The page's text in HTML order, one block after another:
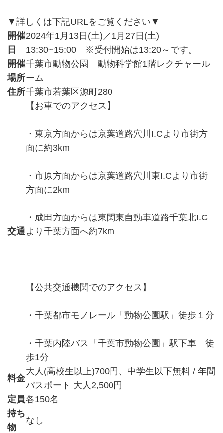
▼詳しくは下記URLをご覧ください▼
開催
日
2024年1月13日(土)／1月27日(土)
13:30~15:00 ※受付開始は13:20～です。
開催
場所
千葉市動物公園 動物科学館1階レクチャール
ーム
住所千葉市若葉区源町280
交通
【お車でのアクセス】
・東京方面からは京葉道路穴川I.Cより市街方
面に約3km
・市原方面からは京葉道路穴川東I.Cより市街
方面に2km
・成田方面からは東関東自動車道路千葉北I.C
より千葉方面へ約7km
【公共交通機関でのアクセス】
・千葉都市モノレール「動物公園駅」徒歩１分
・千葉内陸バス「千葉市動物公園」駅下車 徒
歩1分
料金
大人(高校生以上)700円、中学生以下無料 / 年間
パスポート 大人2,500円
定員各150名
持ち
物
なし